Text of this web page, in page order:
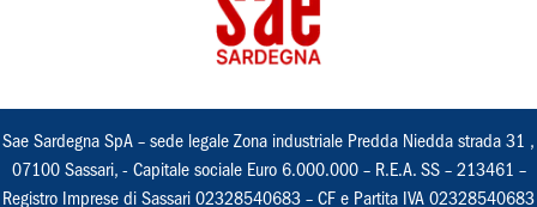
Sae Sardegna SpA – sede legale Zona industriale Predda Niedda strada 31 ,
07100 Sassari, - Capitale sociale Euro 6.000.000 – R.E.A. SS – 213461 –
Registro Imprese di Sassari 02328540683 – CF e Partita IVA 02328540683